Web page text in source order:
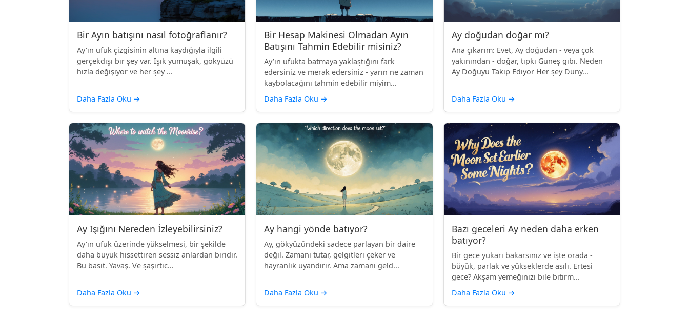
Bir Ayın batışını nasıl fotoğraflanır?
Ay'ın ufuk çizgisinin altına kaydığıyla ilgili
gerçekdışı bir şey var. Işık yumuşak, gökyüzü
hızla değişiyor ve her şey ...
Daha Fazla Oku →
Bir Hesap Makinesi Olmadan Ayın
Batışını Tahmin Edebilir misiniz?
Ay’ın ufukta batmaya yaklaştığını fark
edersiniz ve merak edersiniz - yarın ne zaman
kaybolacağını tahmin edebilir miyim...
Daha Fazla Oku →
Ay doğudan doğar mı?
Ana çıkarım: Evet, Ay doğudan - veya çok
yakınından - doğar, tıpkı Güneş gibi. Neden
Ay Doğuyu Takip Ediyor Her şey Düny...
Daha Fazla Oku →
Ay Işığını Nereden İzleyebilirsiniz?
Ay'ın ufuk üzerinde yükselmesi, bir şekilde
daha büyük hissettiren sessiz anlardan biridir.
Bu basit. Yavaş. Ve şaşırtıc...
Daha Fazla Oku →
Ay hangi yönde batıyor?
Ay, gökyüzündeki sadece parlayan bir daire
değil. Zamanı tutar, gelgitleri çeker ve
hayranlık uyandırır. Ama zamanı geld...
Daha Fazla Oku →
Bazı geceleri Ay neden daha erken
batıyor?
Bir gece yukarı bakarsınız ve işte orada -
büyük, parlak ve yükseklerde asılı. Ertesi
gece? Akşam yemeğinizi bile bitirm...
Daha Fazla Oku →